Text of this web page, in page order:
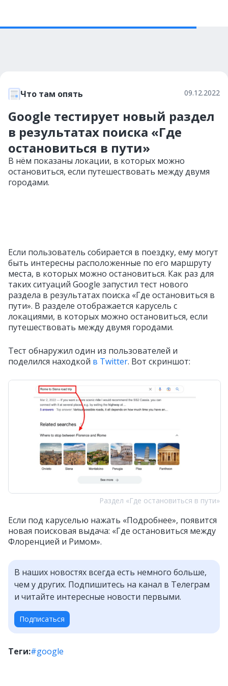
Что там опять 09.12.2022
Google тестирует новый раздел
в результатах поиска «Где
остановиться в пути»
В нём показаны локации, в которых можно
остановиться, если путешествовать между двумя
городами.
Если пользователь собирается в поездку, ему могут
быть интересны расположенные по его маршруту
места, в которых можно остановиться. Как раз для
таких ситуаций Google запустил тест нового
раздела в результатах поиска «Где остановиться в
пути». В разделе отображается карусель с
локациями, в которых можно остановиться, если
путешествовать между двумя городами.
Тест обнаружил один из пользователей и
поделился находкой в Twitter. Вот скриншот:
Раздел «Где остановиться в пути»
Если под каруселью нажать «Подробнее», появится
новая поисковая выдача: «Где остановиться между
Флоренцией и Римом».
В наших новостях всегда есть немного больше,
чем у других. Подпишитесь на канал в Телеграм
и читайте интересные новости первыми.
Подписаться
Теги:#google